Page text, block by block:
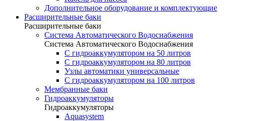
Дополнительное оборудование и комплектующие
Расширительные баки
Расширительные баки
Система Автоматического Водоснабжения
Система Автоматического Водоснабжения
С гидроаккумулятором на 50 литров
С гидроаккумулятором на 80 литров
Узлы автоматики универсальные
С гидроаккумулятором на 100 литров
Мембранные баки
Гидроаккумуляторы
Гидроаккумуляторы
Aquasystem